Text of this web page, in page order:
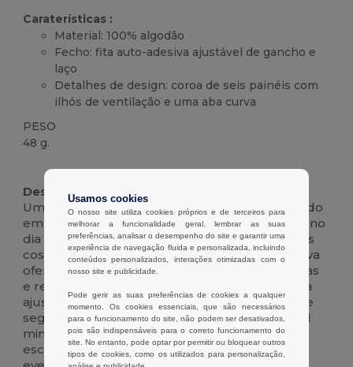
Caraterísticas :
Material: 100% algodão
Fecho: fita auto-adesiva ajustável de gancho e
laço
Detalhes de design: coroa de seis painéis com
ilhós de ventilação e uma aba curva
PESO
48 g.
Alto stock Customizável
Descrição :
Um boné clássico ao estilo do basebol, fabricado
em 100% algodão para um conforto respirável no
dia a dia. A coroa de seis painéis apresenta ilhós
cosidos para o fluxo de ar, enquanto a aba curva
oferece uma sombra fiável com costuras limpas
e reforçadas. Uma correia traseira auto-adesiva
ajustável com gancho e laço garante um ajuste
seguro e personalizado. O tecido liso e o visual
minimalista e desestruturado tornam-na uma
escolha versátil para uma utilização casual,
Usamos cookies
O nosso site utiliza cookies próprios e de terceiros para
melhorar a funcionalidade geral, lembrar as suas
preferências, analisar o desempenho do site e garantir uma
experiência de navegação fluida e personalizada, incluindo
conteúdos personalizados, interações otimizadas com o
nosso site e publicidade.
Pode gerir as suas preferências de cookies a qualquer
momento. Os cookies essenciais, que são necessários
para o funcionamento do site, não podem ser desativados,
pois são indispensáveis para o correto funcionamento do
site. No entanto, pode optar por permitir ou bloquear outros
tipos de cookies, como os utilizados para personalização,